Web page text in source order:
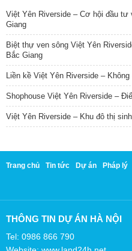
Việt Yên Riverside – Cơ hội đầu tư
Giang
Biệt thự ven sông Việt Yên
Bắc Giang
Liền kề Việt Yên Riverside –
Shophouse Việt Yên Riverside –
Việt Yên Riverside – Khu đô thị
Trang chủ Tin tức Dự án Pháp lý
THÔNG TIN DỰ ÁN HÀ NỘI
Tel: 0986 866 790